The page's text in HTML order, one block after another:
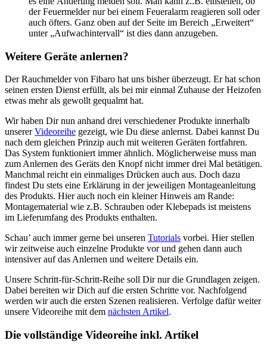
der Feuermelder nur bei einem Feueralarm reagieren soll oder
auch öfters. Ganz oben auf der Seite im Bereich „Erweitert“
unter „Aufwachintervall“ ist dies dann anzugeben.
Weitere Geräte anlernen?
Der Rauchmelder von Fibaro hat uns bisher überzeugt. Er hat schon
seinen ersten Dienst erfüllt, als bei mir einmal Zuhause der Heizofen
etwas mehr als gewollt gequalmt hat.
Wir haben Dir nun anhand drei verschiedener Produkte innerhalb
unsererVideoreihe gezeigt, wie Du diese anlernst. Dabei kannst Du
nach dem gleichen Prinzip auch mit weiteren Geräten fortfahren.
Das System funktioniert immer ähnlich. Möglicherweise muss man
zum Anlernen des Geräts den Knopf nicht immer drei Mal betätigen.
Manchmal reicht ein einmaliges Drücken auch aus. Doch dazu
findest Du stets eine Erklärung in der jeweiligen Montageanleitung
des Produkts. Hier auch noch ein kleiner Hinweis am Rande:
Montagematerial wie z.B. Schrauben oder Klebepads ist meistens
im Lieferumfang des Produkts enthalten.
Schau’ auch immer gerne bei unseren Tutorials vorbei. Hier stellen
wir zeitweise auch einzelne Produkte vor und gehen dann auch
intensiver auf das Anlernen und weitere Details ein.
Unsere Schritt-für-Schritt-Reihe soll Dir nur die Grundlagen zeigen.
Dabei bereiten wir Dich auf die ersten Schritte vor. Nachfolgend
werden wir auch die ersten Szenen realisieren. Verfolge dafür weiter
unsere Videoreihe mit dem nächsten Artikel.
Die vollständige Videoreihe inkl. Artikel